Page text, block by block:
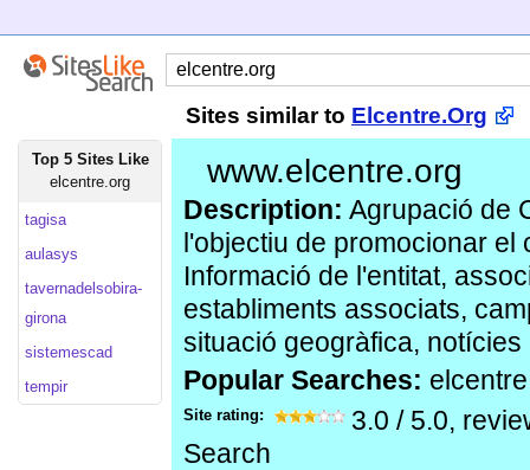
Sites similar to Elcentre.Org
Top 5 Sites Like
elcentre.org
tagisa
aulasys
tavernadelsobira-
girona
sistemescad
tempir
www.elcentre.org
Description: Agrupació de
l'objectiu de promocionar el
Informació de l'entitat,
establiments associats,
situació geogràfica,
Popular Searches: elcentre
Site rating: 3.0 / 5.0,
Search